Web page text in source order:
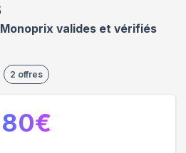
valides et vérifiés
2 offres
80€